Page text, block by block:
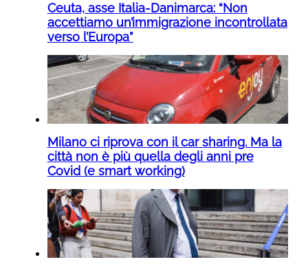
Ceuta, asse Italia-Danimarca: “Non
accettiamo un’immigrazione incontrollata
verso l’Europa”
Milano ci riprova con il car sharing. Ma la
città non è più quella degli anni pre
Covid (e smart working)